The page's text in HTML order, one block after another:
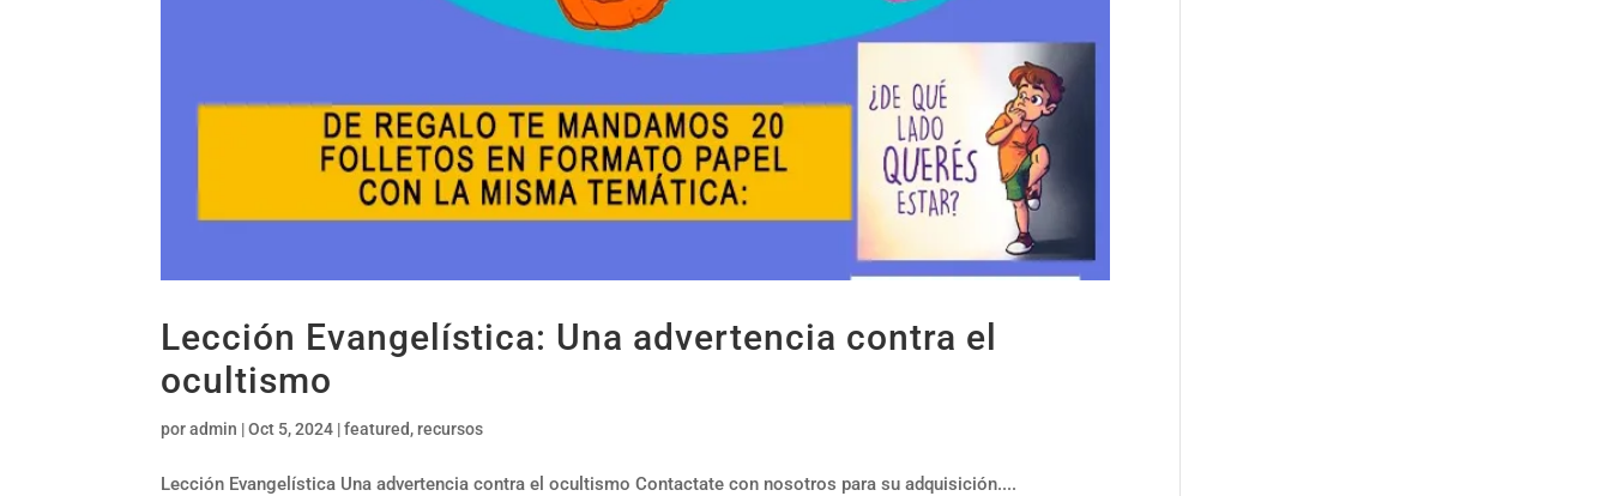
Lección Evangelística: Una advertencia contra el
ocultismo
poradmin |Oct 5, 2024 |featured, recursos
Lección Evangelística Una advertencia contra el ocultismo Contactate con nosotros para su adquisición....